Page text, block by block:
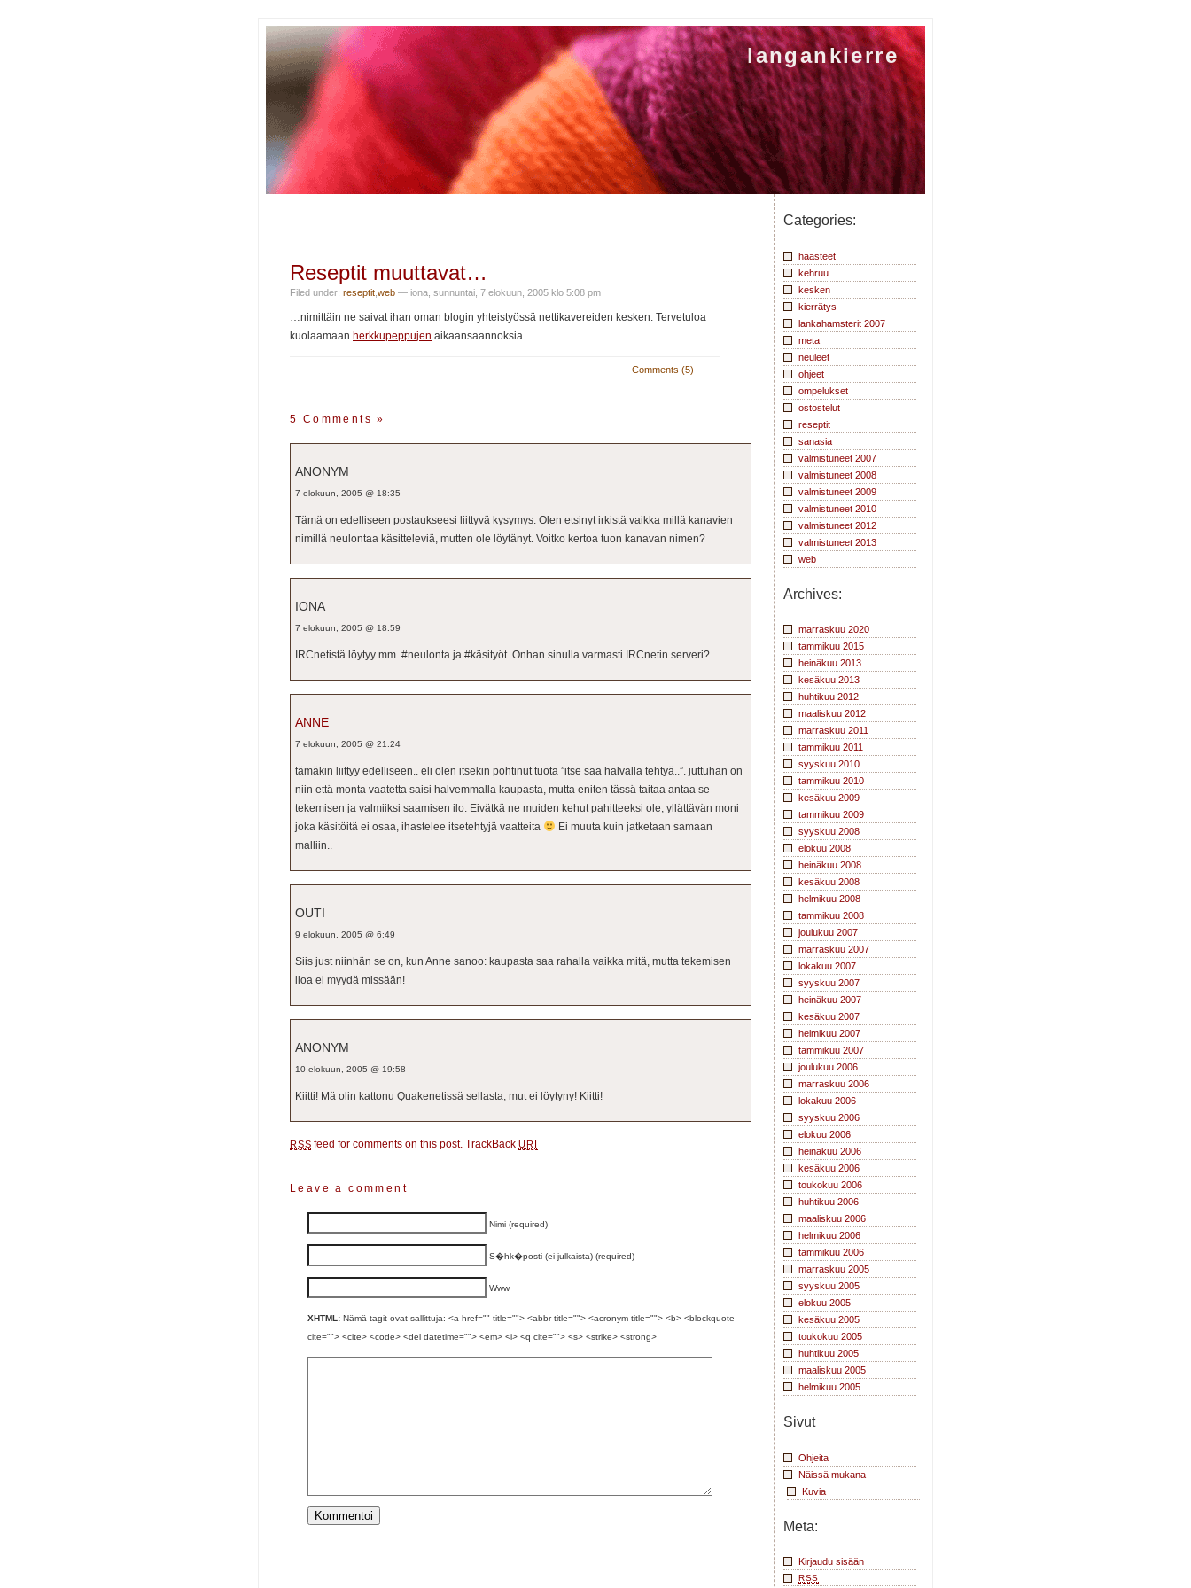
langankierre
Reseptit muuttavat…
Filed under: reseptit web — iona, sunnuntai, 7 elokuun, 2005 klo 5:08 pm
…nimittäin ne saivat ihan oman blogin yhteistyössä nettikavereiden kesken. Tervetuloa
kuolaamaan herkkupeppujen aikaansaannoksia.
Comments (5)
5 Comments»
ANONYM
7 elokuun, 2005 @ 18:35
Tämä on edelliseen postaukseesi liittyvä kysymys. Olen etsinyt irkistä vaikka millä kanavien
nimillä neulontaa käsitteleviä, mutten ole löytänyt. Voitko kertoa tuon kanavan nimen?
IONA
7 elokuun, 2005 @ 18:59
IRCnetistä löytyy mm. #neulonta ja #käsityöt. Onhan sinulla varmasti IRCnetin serveri?
ANNE
7 elokuun, 2005 @ 21:24
tämäkin liittyy edelliseen.. eli olen itsekin pohtinut tuota ”itse saa halvalla tehtyä..”. juttuhan on
niin että monta vaatetta saisi halvemmalla kaupasta, mutta eniten tässä taitaa antaa se
tekemisen ja valmiiksi saamisen ilo. Eivätkä ne muiden kehut pahitteeksi ole, yllättävän moni
joka käsitöitä ei osaa, ihastelee itsetehtyjä vaatteita
Ei muuta kuin jatketaan samaan
malliin..
OUTI
9 elokuun, 2005 @ 6:49
Siis just niinhän se on, kun Anne sanoo: kaupasta saa rahalla vaikka mitä, mutta tekemisen
iloa ei myydä missään!
ANONYM
10 elokuun, 2005 @ 19:58
Kiitti! Mä olin kattonu Quakenetissä sellasta, mut ei löytyny! Kiitti!
RSS feed for comments on this post. TrackBackURI
Leave a comment
Nimi (required)
S�hk�posti (ei julkaista) (required)
Www
XHTML: Nämä tagit ovat sallittuja: <a href="" title=""> <abbr title=""> <acronym title=""> <b> <blockquote
cite=""> <cite> <code> <del datetime=""> <em> <i> <q cite=""> <s> <strike> <strong>
Categories:
haasteet
kehruu
kesken
kierrätys
lankahamsterit 2007
meta
neuleet
ohjeet
ompelukset
ostostelut
reseptit
sanasia
valmistuneet 2007
valmistuneet 2008
valmistuneet 2009
valmistuneet 2010
valmistuneet 2012
valmistuneet 2013
web
Archives:
marraskuu 2020
tammikuu 2015
heinäkuu 2013
kesäkuu 2013
huhtikuu 2012
maaliskuu 2012
marraskuu 2011
tammikuu 2011
syyskuu 2010
tammikuu 2010
kesäkuu 2009
tammikuu 2009
syyskuu 2008
elokuu 2008
heinäkuu 2008
kesäkuu 2008
helmikuu 2008
tammikuu 2008
joulukuu 2007
marraskuu 2007
lokakuu 2007
syyskuu 2007
heinäkuu 2007
kesäkuu 2007
helmikuu 2007
tammikuu 2007
joulukuu 2006
marraskuu 2006
lokakuu 2006
syyskuu 2006
elokuu 2006
heinäkuu 2006
kesäkuu 2006
toukokuu 2006
huhtikuu 2006
maaliskuu 2006
helmikuu 2006
tammikuu 2006
marraskuu 2005
syyskuu 2005
elokuu 2005
kesäkuu 2005
toukokuu 2005
huhtikuu 2005
maaliskuu 2005
helmikuu 2005
Sivut
Ohjeita
Näissä mukana
Kuvia
Meta:
Kirjaudu sisään
RSS